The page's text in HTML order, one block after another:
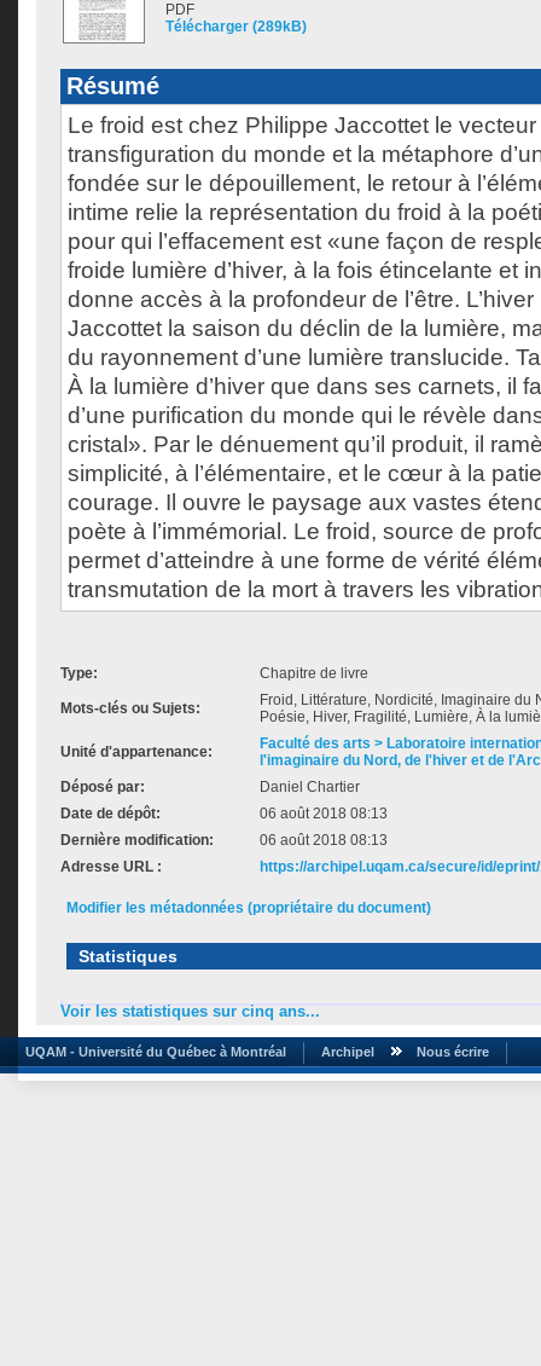
PDF
Télécharger (289kB)
Résumé
Le froid est chez Philippe Jaccottet le vecteur
transfiguration du monde et la métaphore
fondée sur le dépouillement, le retour à
intime relie la représentation du froid à la
pour qui l’effacement est «une façon de
froide lumière d’hiver, à la fois étincelante et
donne accès à la profondeur de l’être. L’hiver
Jaccottet la saison du déclin de la lumière,
du rayonnement d’une lumière translucide.
À la lumière d’hiver que dans ses carnets, il
d’une purification du monde qui le révèle
cristal». Par le dénuement qu’il produit, il
simplicité, à l’élémentaire, et le cœur à la
courage. Il ouvre le paysage aux vastes
poète à l’immémorial. Le froid, source de
permet d’atteindre à une forme de vérité
transmutation de la mort à travers les
Type: Chapitre de livre
Mots-clés ou Sujets:
Froid, Littérature, Nordicité, Imaginaire du
Poésie, Hiver, Fragilité, Lumière, À la
Unité d'appartenance:
Faculté des arts > Laboratoire
l'imaginaire du Nord, de l'hiver et de
Déposé par:
Daniel Chartier
Date de dépôt:
06 août 2018 08:13
Dernière modification:
06 août 2018 08:13
Adresse URL :
https://archipel.uqam.ca/secure/id/
Modifier les métadonnées (propriétaire du document)
Statistiques
Voir les statistiques sur cinq ans...
UQAM - Université du Québec à Montréal Archipel Nous écrire